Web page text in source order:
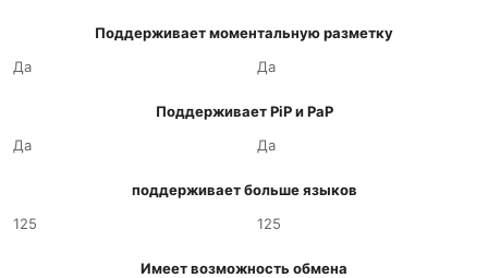
Поддерживает моментальную разметку
Да
Да
Поддерживает PiP и PaP
Да
Да
поддерживает больше языков
125
125
Имеет возможность обмена